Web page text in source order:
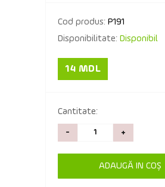
Cod produs: P191
Disponibilitate: Disponibil
14 MDL
Cantitate:
- +
ADAUGĂ IN COŞ